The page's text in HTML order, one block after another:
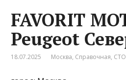
FAVORIT
Peugeot
18.07.2025 Москва, Справочная, СТО